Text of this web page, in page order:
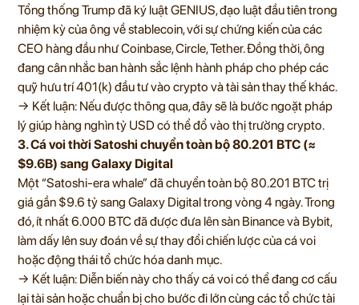
Tổng thống Trump đã ký luật GENIUS, đạo luật đầu tiên trong
nhiệm kỳ của ông về stablecoin, với sự chứng kiến của các
CEO hàng đầu như Coinbase, Circle, Tether. Đồng thời, ông
đang cân nhắc ban hành sắc lệnh hành pháp cho phép các
quỹ hưu trí 401(k) đầu tư vào crypto và tài sản thay thế khác.
→ Kết luận: Nếu được thông qua, đây sẽ là bước ngoặt pháp
lý giúp hàng nghìn tỷ USD có thể đổ vào thị trường crypto.
3. Cá voi thời Satoshi chuyển toàn bộ 80.201 BTC (≈
$9.6B) sang Galaxy Digital
Một “Satoshi-era whale” đã chuyển toàn bộ 80.201 BTC trị
giá gần $9.6 tỷ sang Galaxy Digital trong vòng 4 ngày. Trong
đó, ít nhất 6.000 BTC đã được đưa lên sàn Binance và Bybit,
làm dấy lên suy đoán về sự thay đổi chiến lược của cá voi
hoặc động thái tổ chức hóa danh mục.
→ Kết luận: Diễn biến này cho thấy cá voi có thể đang cơ cấu
lại tài sản hoặc chuẩn bị cho bước đi lớn cùng các tổ chức tài